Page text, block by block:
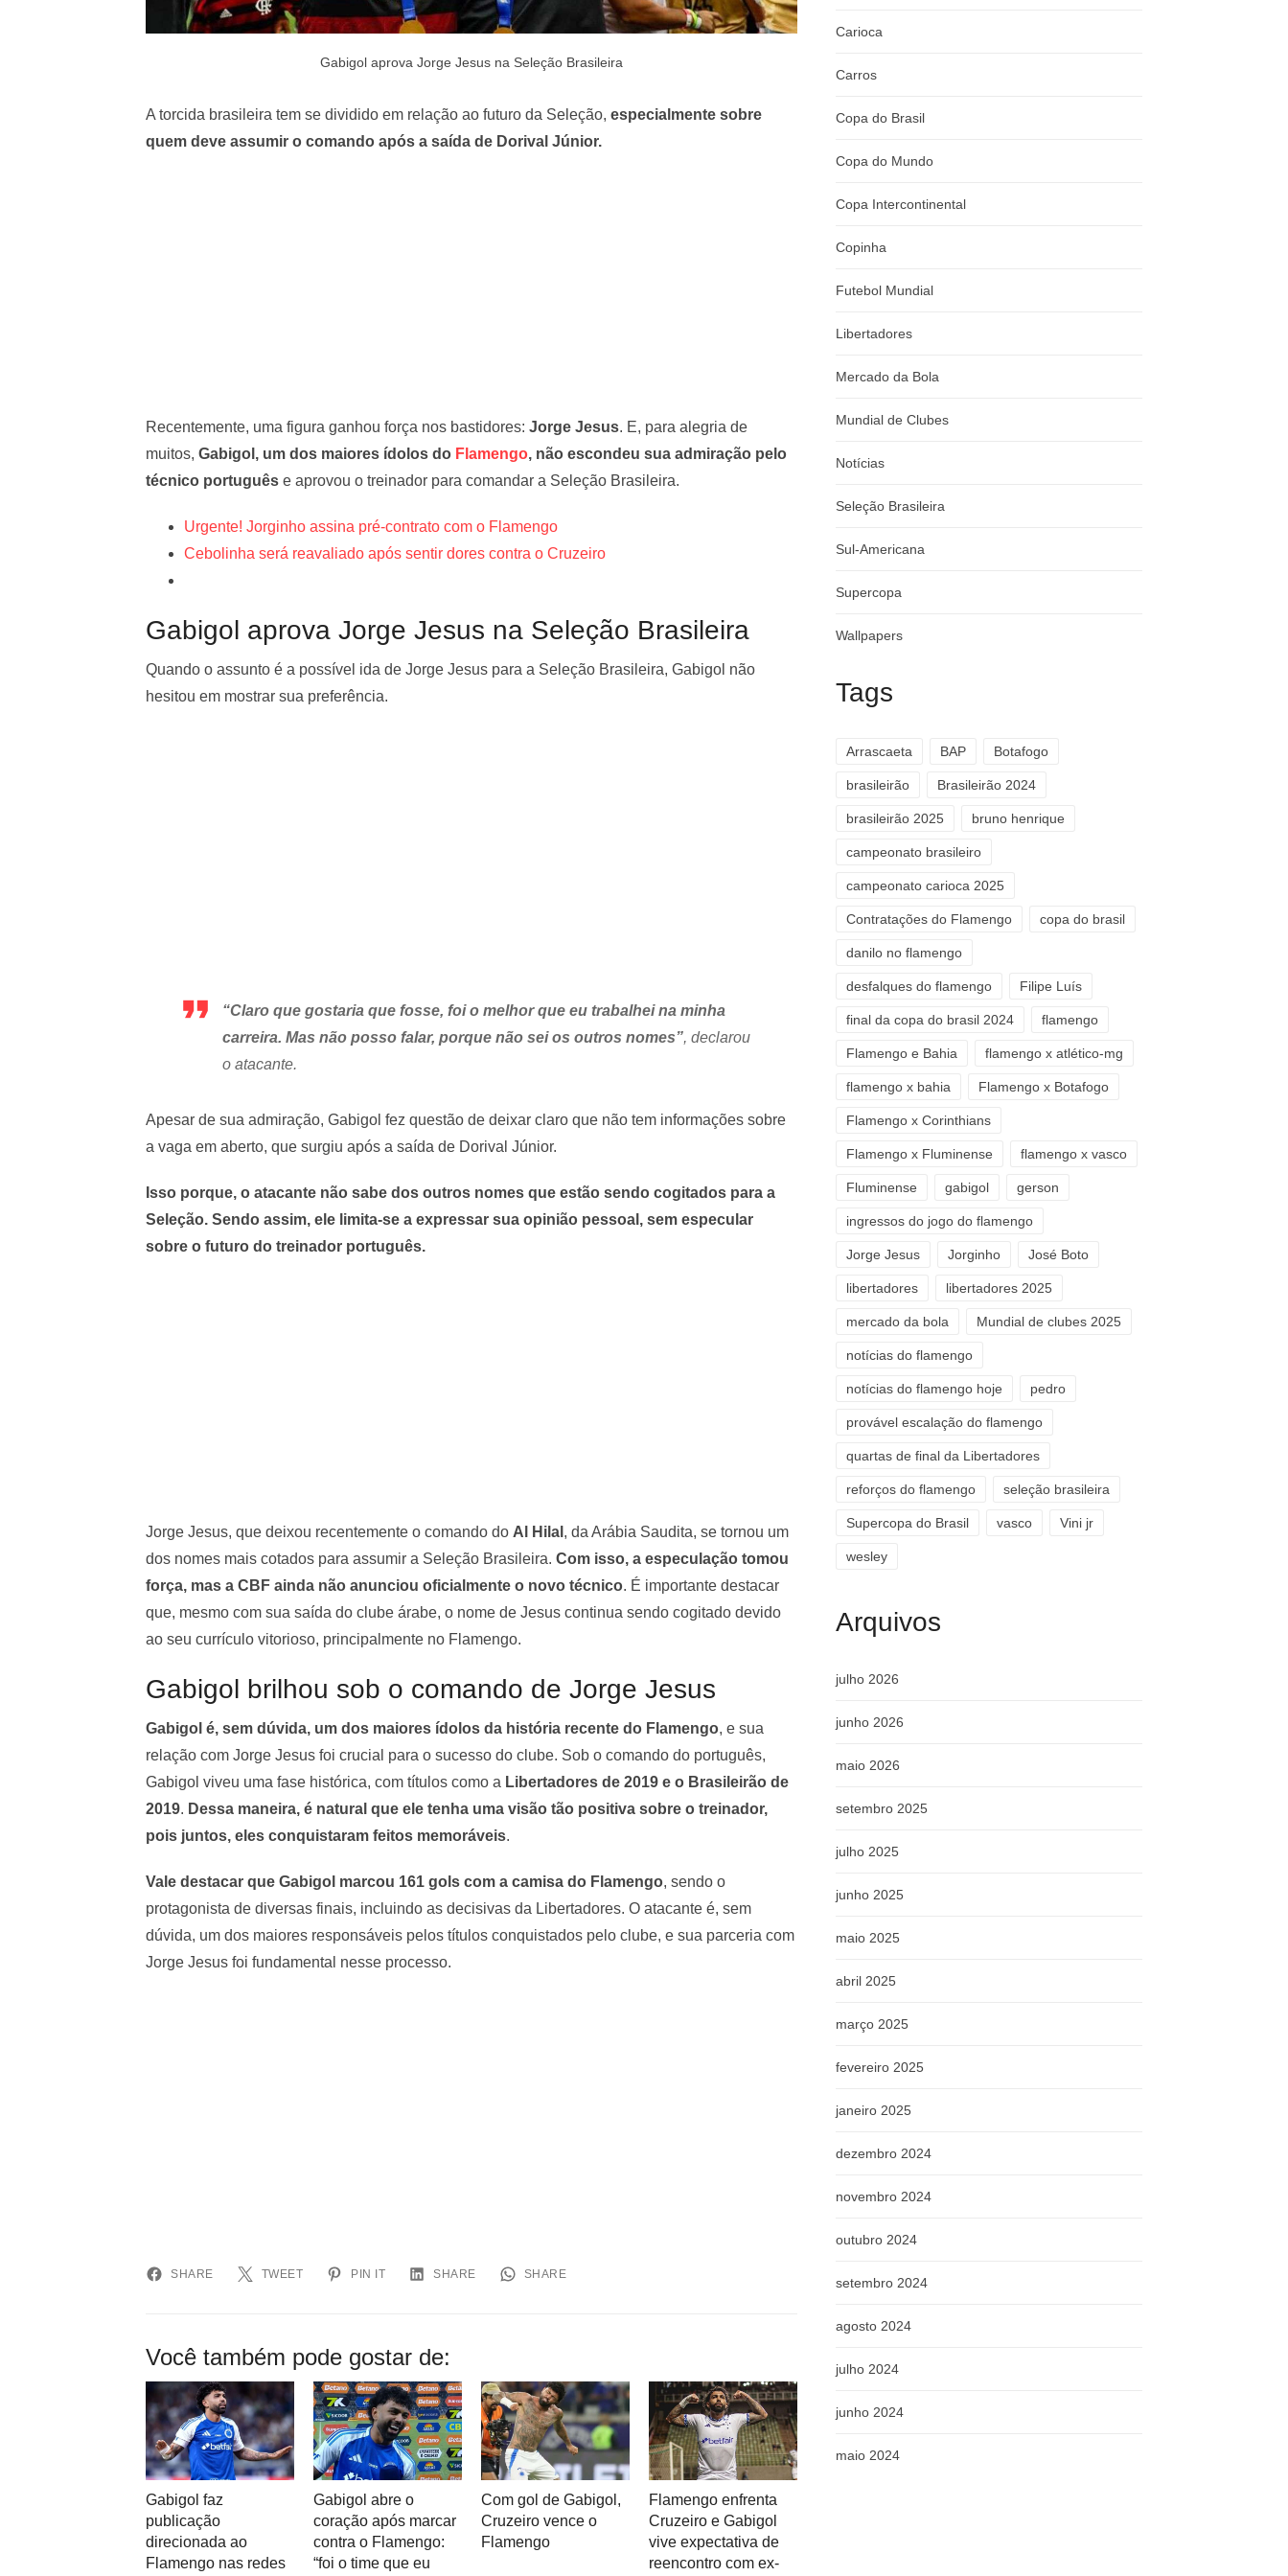
Gabigol aprova Jorge Jesus na Seleção Brasileira
A torcida brasileira tem se dividido em relação ao futuro da Seleção, especialmente sobre
quem deve assumir o comando após a saída de Dorival Júnior.
Recentemente, uma figura ganhou força nos bastidores: Jorge Jesus. E, para alegria de
muitos, Gabigol, um dos maiores ídolos do Flamengo, não escondeu sua admiração pelo
técnico português e aprovou o treinador para comandar a Seleção Brasileira.
Urgente! Jorginho assina pré-contrato com o Flamengo
Cebolinha será reavaliado após sentir dores contra o Cruzeiro
Gabigol aprova Jorge Jesus na Seleção Brasileira
Quando o assunto é a possível ida de Jorge Jesus para a Seleção Brasileira, Gabigol não
hesitou em mostrar sua preferência.
“Claro que gostaria que fosse, foi o melhor que eu trabalhei na minha
carreira. Mas não posso falar, porque não sei os outros nomes”, declarou
o atacante.
Apesar de sua admiração, Gabigol fez questão de deixar claro que não tem informações sobre
a vaga em aberto, que surgiu após a saída de Dorival Júnior.
Isso porque, o atacante não sabe dos outros nomes que estão sendo cogitados para a
Seleção. Sendo assim, ele limita-se a expressar sua opinião pessoal, sem especular
sobre o futuro do treinador português.
Jorge Jesus, que deixou recentemente o comando do Al Hilal , da Arábia Saudita, se tornou um
dos nomes mais cotados para assumir a Seleção Brasileira. Com isso, a especulação tomou
força, mas a CBF ainda não anunciou oficialmente o novo técnico. É importante destacar
que, mesmo com sua saída do clube árabe, o nome de Jesus continua sendo cogitado devido
ao seu currículo vitorioso, principalmente no Flamengo.
Gabigol brilhou sob o comando de Jorge Jesus
Gabigol é, sem dúvida, um dos maiores ídolos da história recente do Flamengo, e sua
relação com Jorge Jesus foi crucial para o sucesso do clube. Sob o comando do português,
Gabigol viveu uma fase histórica, com títulos como a Libertadores de 2019 e o Brasileirão de
2019. Dessa maneira, é natural que ele tenha uma visão tão positiva sobre o treinador,
pois juntos, eles conquistaram feitos memoráveis.
Vale destacar que Gabigol marcou 161 gols com a camisa do Flamengo, sendo o
protagonista de diversas finais, incluindo as decisivas da Libertadores. O atacante é, sem
dúvida, um dos maiores responsáveis pelos títulos conquistados pelo clube, e sua parceria com
Jorge Jesus foi fundamental nesse processo.
SHARE TWEET PIN IT SHARE SHARE
Você também pode gostar de:
Gabigol faz
publicação
direcionada ao
Flamengo nas redes
Gabigol abre o
coração após marcar
contra o Flamengo:
“foi o time que eu
Com gol de Gabigol,
Cruzeiro vence o
Flamengo
Flamengo enfrenta
Cruzeiro e Gabigol
vive expectativa de
reencontro com ex-
Carioca
Carros
Copa do Brasil
Copa do Mundo
Copa Intercontinental
Copinha
Futebol Mundial
Libertadores
Mercado da Bola
Mundial de Clubes
Notícias
Seleção Brasileira
Sul-Americana
Supercopa
Wallpapers
Tags
Arrascaeta BAP Botafogo
brasileirão Brasileirão 2024
brasileirão 2025 bruno henrique
campeonato brasileiro
campeonato carioca 2025
Contratações do Flamengo copa do brasil
danilo no flamengo
desfalques do flamengo Filipe Luís
final da copa do brasil 2024 flamengo
Flamengo e Bahia flamengo x atlético-mg
flamengo x bahia Flamengo x Botafogo
Flamengo x Corinthians
Flamengo x Fluminense flamengo x vasco
Fluminense gabigol gerson
ingressos do jogo do flamengo
Jorge Jesus Jorginho José Boto
libertadores libertadores 2025
mercado da bola Mundial de clubes 2025
notícias do flamengo
notícias do flamengo hoje pedro
provável escalação do flamengo
quartas de final da Libertadores
reforços do flamengo seleção brasileira
Supercopa do Brasil vasco Vini jr
wesley
Arquivos
julho 2026
junho 2026
maio 2026
setembro 2025
julho 2025
junho 2025
maio 2025
abril 2025
março 2025
fevereiro 2025
janeiro 2025
dezembro 2024
novembro 2024
outubro 2024
setembro 2024
agosto 2024
julho 2024
junho 2024
maio 2024